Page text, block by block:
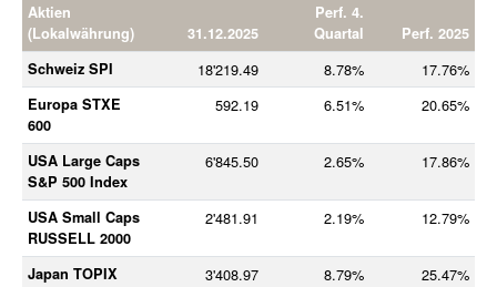
Aktien
(Lokalwährung)
31.12.2025
Perf. 4.
Quartal
Perf. 2025
Schweiz SPI
18'219.49 8.78% 17.76%
Europa STXE
600
592.19 6.51% 20.65%
USA Large Caps
S&P 500 Index
6'845.50 2.65% 17.86%
USA Small Caps
RUSSELL 2000
2'481.91 2.19% 12.79%
Japan TOPIX 3'408.97 8.79% 25.47%